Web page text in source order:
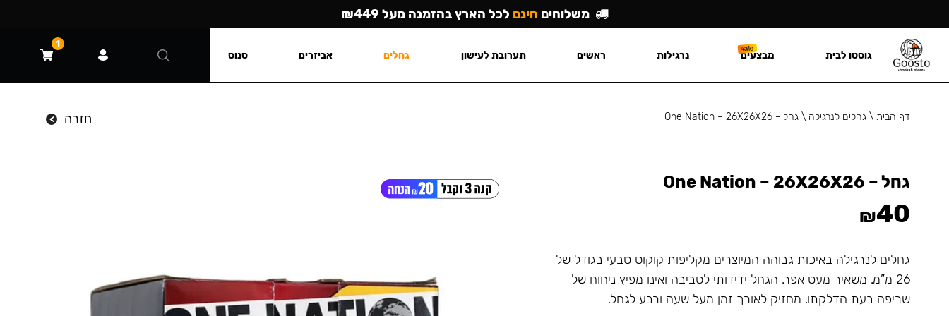
דף הבית \ גחלים לנרגילה \ גחל – One Nation – 26X26X26 חזרה
גחל – One Nation – 26X26X26
₪40
גחלים לנרגילה באיכות גבוהה המיוצרים מקליפות קוקוס טבעי בגודל של
26 מ”מ. משאיר מעט אפר. הגחל ידידותי לסביבה ואינו מפיץ ניחוח של
שריפה בעת הדלקתו. מחזיק לאורך זמן מעל שעה ורבע לגחל.
משלוחים חינם לכל הארץ בהזמנה מעל ₪449
גוסטו לבית מבצעים נרגילות ראשים תערובת לעישון גחלים אביזרים סנוס
1